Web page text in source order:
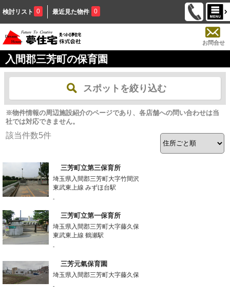
検討リスト 0 最近見た物件 0
お問合せ
入間郡三芳町の保育園
スポットを絞り込む
※物件情報の周辺施設紹介のページであり、各店舗への問い合わせは当
社では対応できません。
該当件数5件
三芳町立第三保育所
埼玉県入間郡三芳町大字竹間沢
東武東上線 みずほ台駅
-
三芳町立第一保育所
埼玉県入間郡三芳町大字藤久保
東武東上線 鶴瀬駅
-
三芳元氣保育園
埼玉県入間郡三芳町大字藤久保
-